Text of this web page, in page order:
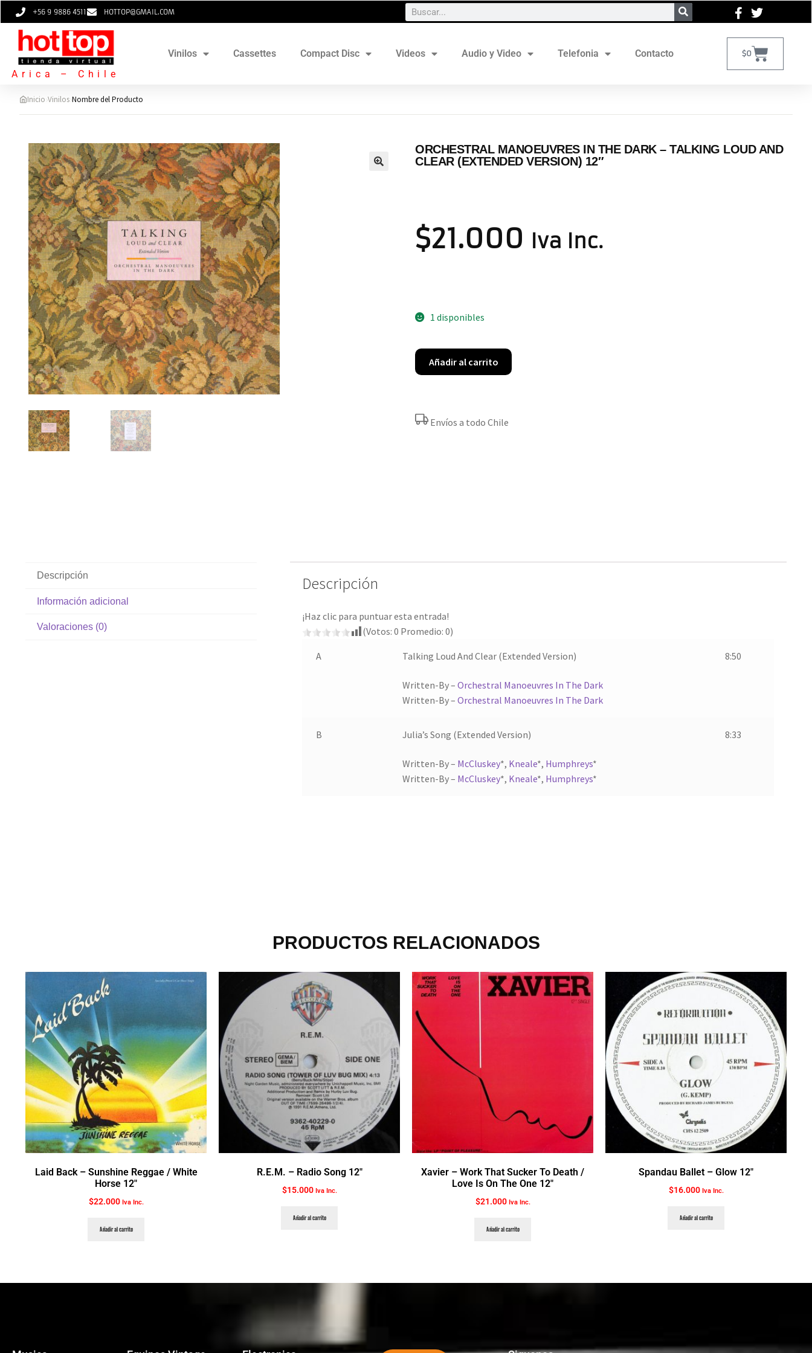
+56 9 9886 4511 HOTTOP@GMAIL.COM
Arica – Chile
Vinilos Cassettes Compact Disc Videos Audio y Video Telefonia Contacto $0
Inicio›Vinilos›Nombre del Producto
ORCHESTRAL MANOEUVRES IN THE DARK – TALKING LOUD AND
CLEAR (EXTENDED VERSION) 12″
$21.000 Iva Inc.
1 disponibles
Añadir al carrito
Envíos a todo Chile
Descripción
Información adicional
Valoraciones (0)
Descripción
¡Haz clic para puntuar esta entrada!
(Votos:0 Promedio:0)
A Talking Loud And Clear (Extended Version)
Written-By – Orchestral Manoeuvres In The Dark
Written-By – Orchestral Manoeuvres In The Dark
8:50
B Julia’s Song (Extended Version)
Written-By – McCluskey*, Kneale*, Humphreys*
Written-By – McCluskey*, Kneale*, Humphreys*
8:33
PRODUCTOS RELACIONADOS
Laid Back ‎– Sunshine Reggae / White
Horse 12″
$22.000 Iva Inc.
Añadir al carrito
R.E.M. ‎– Radio Song 12″
$15.000 Iva Inc.
Añadir al carrito
Xavier ‎– Work That Sucker To Death /
Love Is On The One 12″
$21.000 Iva Inc.
Añadir al carrito
Spandau Ballet ‎– Glow 12″
$16.000 Iva Inc.
Añadir al carrito